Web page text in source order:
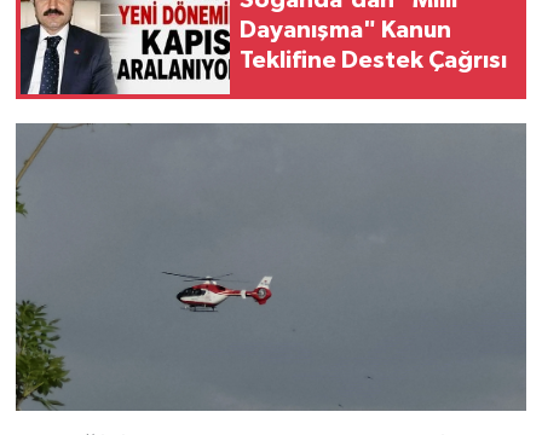
Dayanışma" Kanun
Teklifine Destek Çağrısı